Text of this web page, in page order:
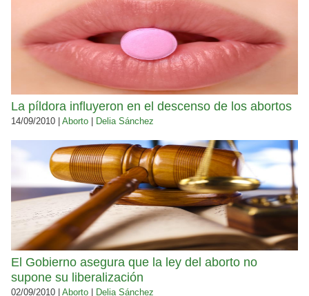
La píldora influyeron en el descenso de los abortos
14/09/2010 | Aborto Delia Sánchez
El Gobierno asegura que la ley del aborto no
supone su liberalización
02/09/2010 | Aborto Delia Sánchez